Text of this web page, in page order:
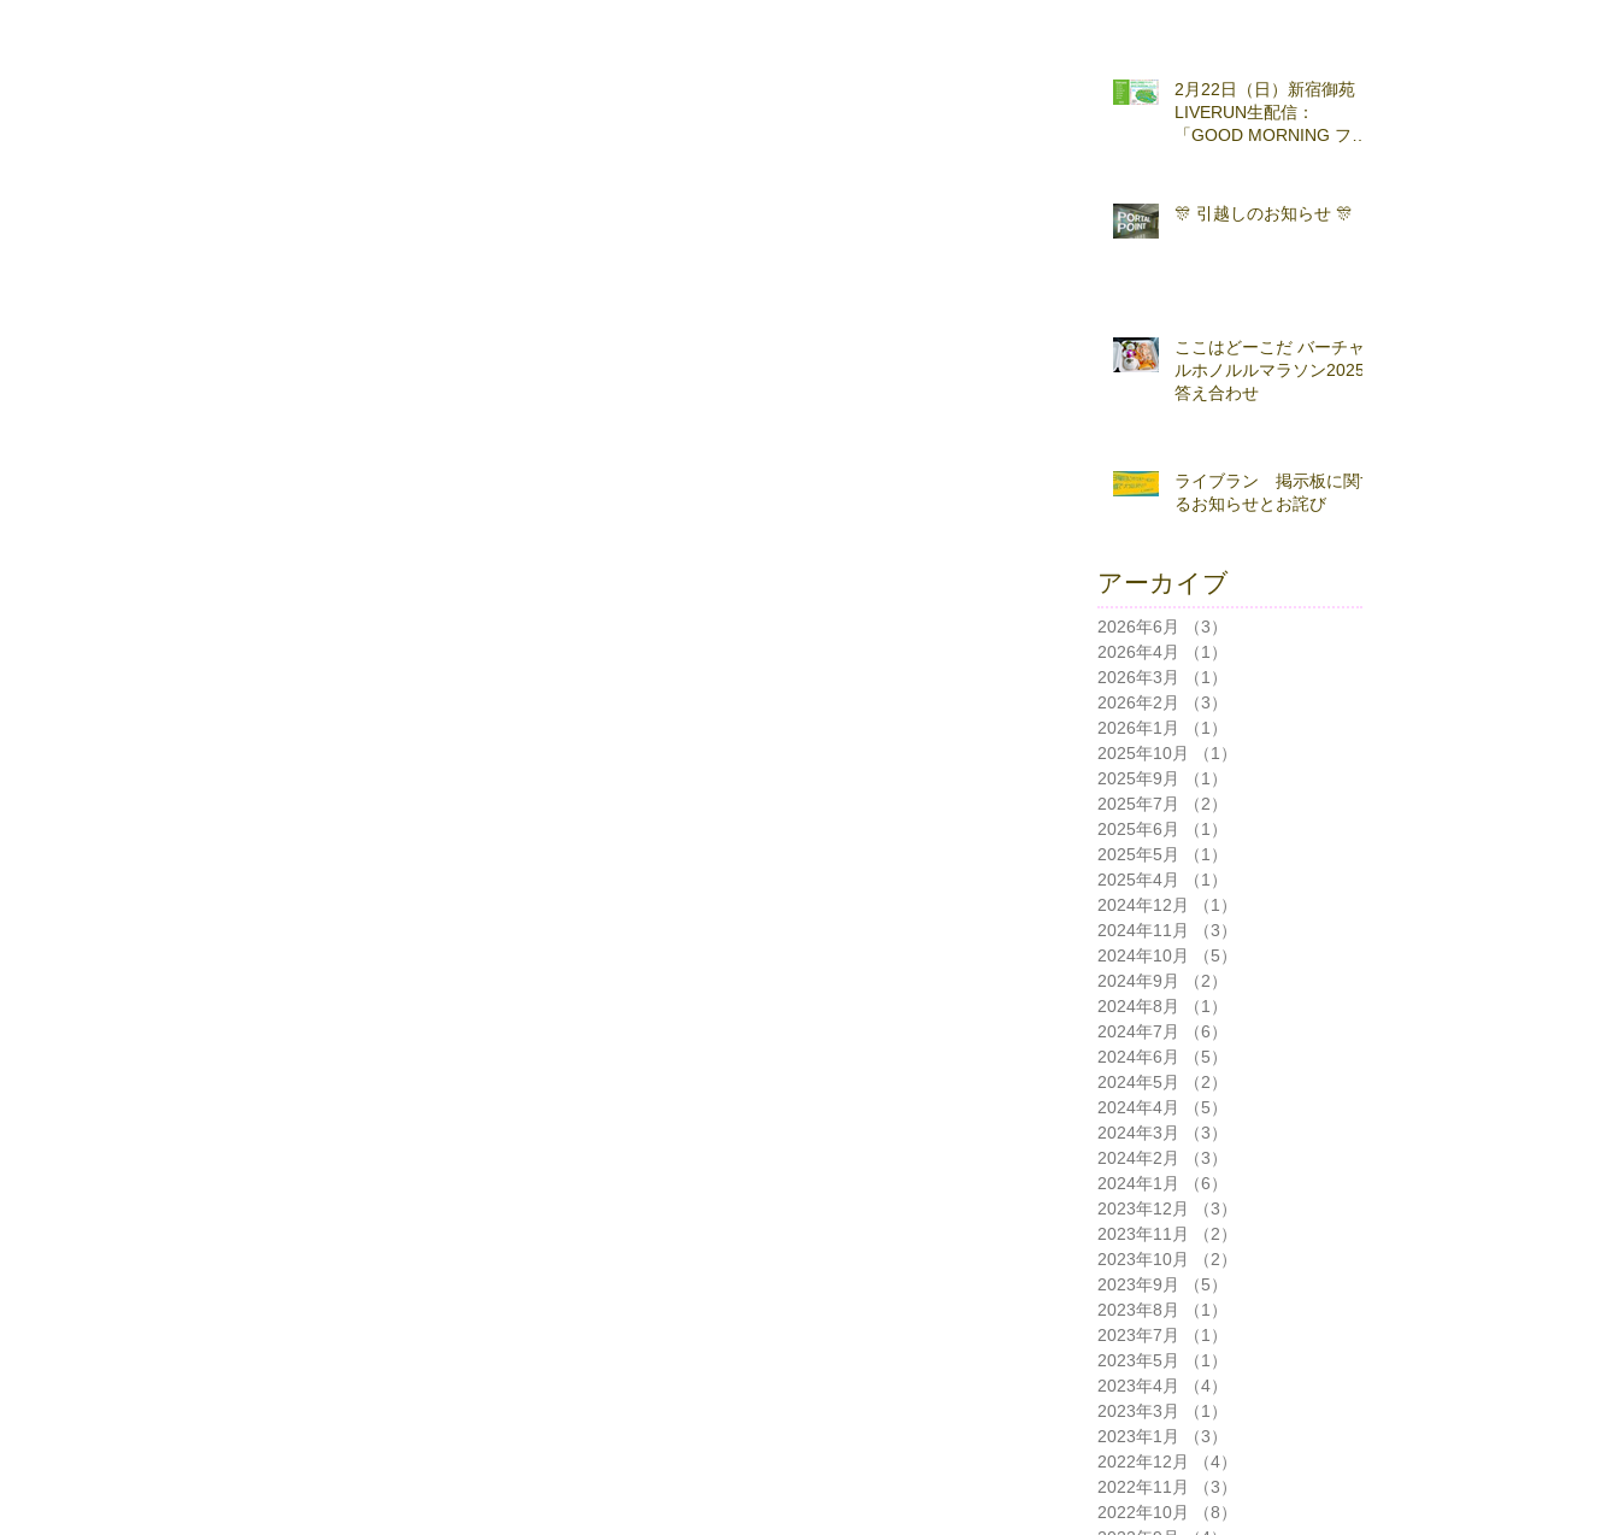
2月22日（日）新宿御苑
LIVERUN生配信：
「GOOD MORNING ファ
🎊 引越しのお知らせ 🎊
ここはどーこだ バーチャ
ルホノルルマラソン2025
答え合わせ
ライブラン 掲示板に関す
るお知らせとお詫び
アーカイブ
2026年6月 （3）
2026年4月
（1）
2026年3月
（1）
2026年2月
（3）
2026年1月
（1）
2025年10月
（1）
2025年9月
（1）
2025年7月
（2）
2025年6月
（1）
2025年5月
（1）
2025年4月
（1）
2024年12月
（1）
2024年11月
（3）
2024年10月
（5）
2024年9月
（2）
2024年8月
（1）
2024年7月
（6）
2024年6月
（5）
2024年5月
（2）
2024年4月
（5）
2024年3月
（3）
2024年2月
（3）
2024年1月
（6）
2023年12月
（3）
2023年11月
（2）
2023年10月
（2）
2023年9月
（5）
2023年8月
（1）
2023年7月
（1）
2023年5月
（1）
2023年4月
（4）
2023年3月
（1）
2023年1月
（3）
2022年12月
（4）
2022年11月
（3）
2022年10月
（8）